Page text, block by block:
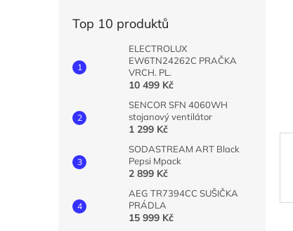
Top 10 produktů
ELECTROLUX
EW6TN24262C PRAČKA
VRCH. PL.
10 499 Kč
SENCOR SFN 4060WH
stojanový ventilátor
1 299 Kč
SODASTREAM ART Black
Pepsi Mpack
2 899 Kč
AEG TR7394CC SUŠIČKA
PRÁDLA
15 999 Kč